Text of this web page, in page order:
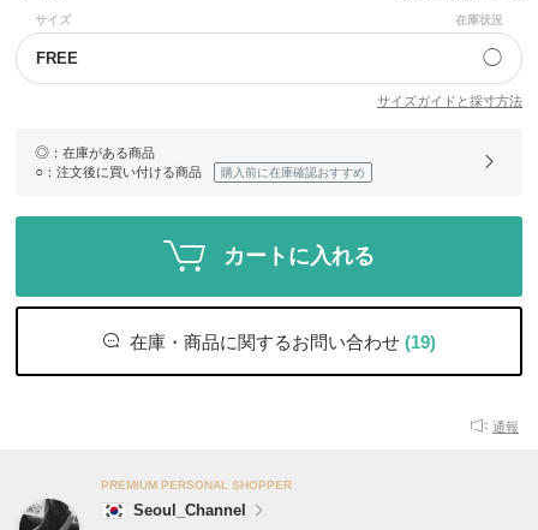
サイズ 在庫状況
FREE ◯
サイズガイドと採寸方法
◎ ：在庫がある商品
○ ：注文後に買い付ける商品 購入前に在庫確認おすすめ
カートに入れる
在庫・商品に関するお問い合わせ (19)
通報
PREMIUM PERSONAL SHOPPER
Seoul_Channel